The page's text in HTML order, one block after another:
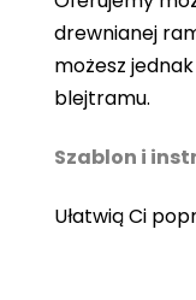
drewnianej
możesz
blejtramu.
Szablon i
Ułatwią Ci